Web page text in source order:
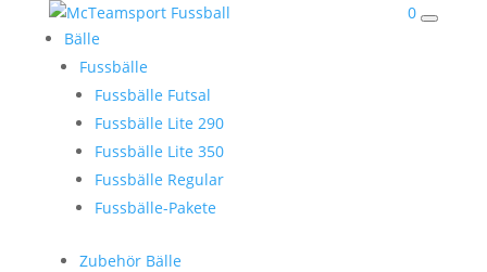
0
Bälle
Fussbälle
Fussbälle Futsal
Fussbälle Lite 290
Fussbälle Lite 350
Fussbälle Regular
Fussbälle-Pakete
Zubehör Bälle